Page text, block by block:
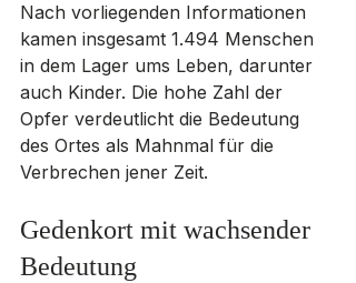
Nach vorliegenden Informationen
kamen insgesamt 1.494 Menschen
in dem Lager ums Leben, darunter
auch Kinder. Die hohe Zahl der
Opfer verdeutlicht die Bedeutung
des Ortes als Mahnmal für die
Verbrechen jener Zeit.
Gedenkort mit wachsender
Bedeutung